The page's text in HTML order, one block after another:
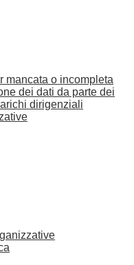
mancata o incompleta
dei dati da parte dei
dirigenziali